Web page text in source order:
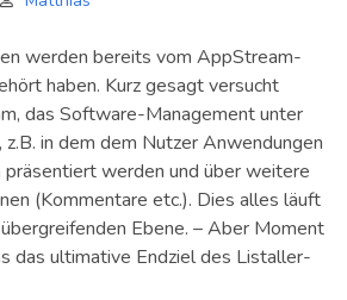
werden bereits vom AppStream-
haben. Kurz gesagt versucht
das Software-Management unter
z.B. in dem dem Nutzer Anwendungen
werden und über weitere
(Kommentare etc.). Dies alles läuft
Ebene. – Aber Moment
das ultimative Endziel des Listaller-